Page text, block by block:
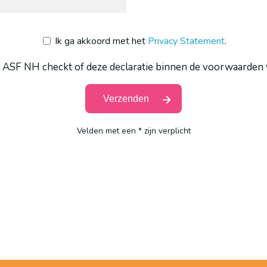
Ik ga akkoord met het Privacy Statement.
NH checkt of deze declaratie binnen de voorwaarden
Velden met een * zijn verplicht